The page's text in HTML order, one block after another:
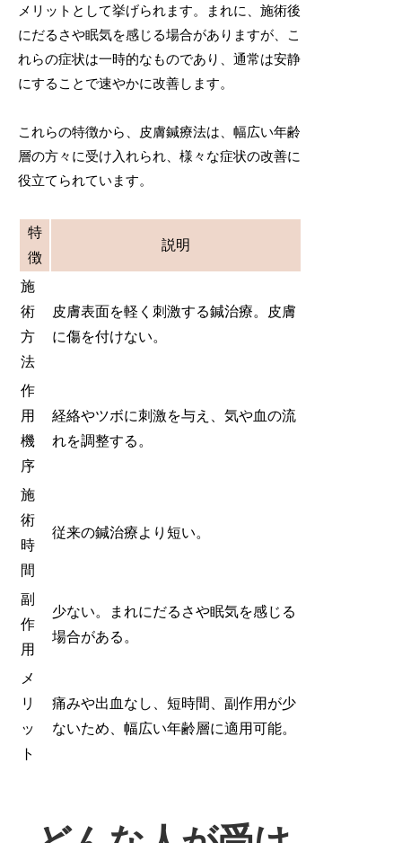
メリットとして挙げられます。まれに、施術後
にだるさや眠気を感じる場合がありますが、こ
れらの症状は一時的なものであり、通常は安静
にすることで速やかに改善します。
これらの特徴から、皮膚鍼療法は、幅広い年齢
層の方々に受け入れられ、様々な症状の改善に
役立てられています。
特
徴
説明
施
術
方
法
皮膚表面を軽く刺激する鍼治療。皮膚
に傷を付けない。
作
用
機
序
経絡やツボに刺激を与え、気や血の流
れを調整する。
施
術
時
間
従来の鍼治療より短い。
副
作
用
少ない。まれにだるさや眠気を感じる
場合がある。
メ
リ
ッ
ト
痛みや出血なし、短時間、副作用が少
ないため、幅広い年齢層に適用可能。